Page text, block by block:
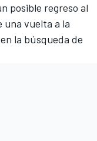
posible regreso al
una vuelta a la
la búsqueda de